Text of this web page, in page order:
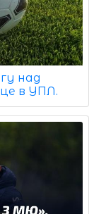
над
в УПЛ.